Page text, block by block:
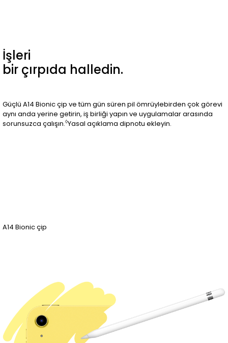
İşleri
bir çırpıda halledin.
Güçlü A14 Bionic çip ve tüm gün süren pil ömrüylebirden çok görevi
aynı anda yerine getirin, iş birliği yapın ve uygulamalar arasında
sorunsuzca çalışın.◊Yasal açıklama dipnotu ekleyin.
A14 Bionic çip